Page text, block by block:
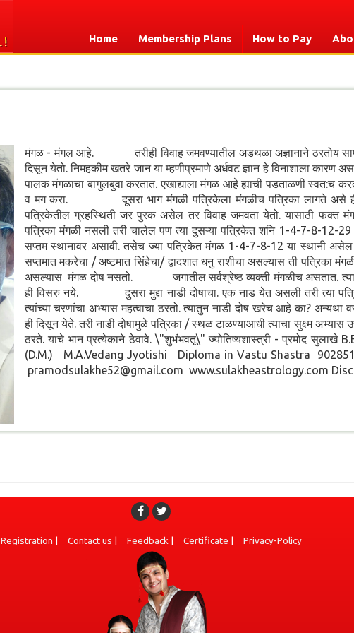
Home Membership Plans How to Pay
मंगळ - मंगल आहे. तरीही विवाह जमवण्यातील अडथळा अज्ञानाने ठरतोय साप
दिसून येतो. निमहकीम खतरे जान या म्हणीप्रमाणे अर्धवट ज्ञान हे विनाशाला
पालक मंगळाचा बागुलबुवा करतात. एखाद्याला मंगळ आहे ह्याची पडताळणी स्वत:च
व मग करा. दूसरा भाग मंगळी पत्रिकेला मंगळीच पत्रिका लागते असे ही
पत्रिकेतील ग्रहस्थिती जर पुरक असेल तर विवाह जमवता येतो. यासाठी फक्त
पत्रिका मंगळी नसली तरी चालेल पण त्या दुसऱ्या पत्रिकेत शनि 1-4-7-8-12-29
सप्तम स्थानावर असावी. तसेच ज्या पत्रिकेत मंगळ 1-4-7-8-12 या स्थानी
सप्तमात मकरेचा / अष्टमात सिंहेचा/ द्वादशात धनु राशीचा असल्यास ती पत्रिका
असल्यास मंगळ दोष नसतो. जगातील सर्वश्रेष्ठ व्यक्ती मंगळीच असतात.
ही विसरु नये. दुसरा मुद्दा नाडी दोषाचा. एक नाड येत असली तरी त्या
त्यांच्या चरणांचा अभ्यास महत्वाचा ठरतो. त्यातुन नाडी दोष खरेच आहे का? अन्यथा
ही दिसून येते. तरी नाडी दोषामुळे पत्रिका / स्थळ टाळण्याआधी त्याचा सुक्ष्म
ठरते. याचे भान प्रत्येकाने ठेवावे. \"शुभंभवतू\" ज्योतिष्यशास्त्री - प्रमोद सुलाखे
(D.M.) M.A.Vedang Jyotishi Diploma in Vastu Shastra
pramodsulakhe52@gmail.com www.sulakheastrology.com
Registration | Contact us | Feedback | Certificate | Privacy-Policy